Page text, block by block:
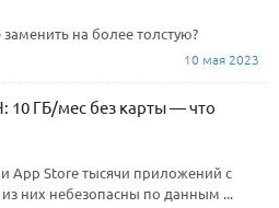
на более толстую?
10 мая 2023
ГБ/мес без карты — что
App Store тысячи приложений с
них небезопасны по данным ...